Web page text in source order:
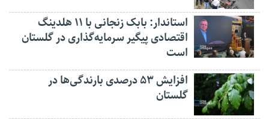
استاندار: بابک زنجانی با ۱۱ هلدینگ
اقتصادی پیگیر سرمایه‌گذاری در گلستان
است
افزایش ۵۳ درصدی بارندگی‌ها در
گلستان